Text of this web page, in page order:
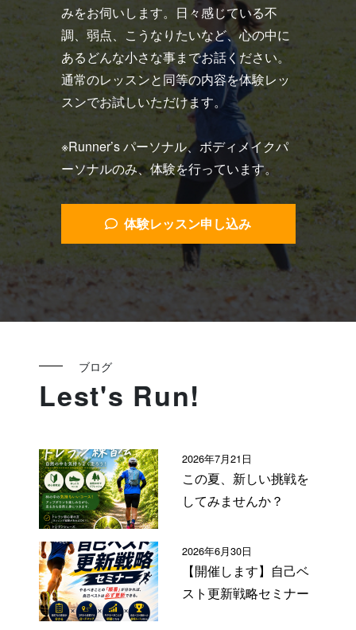
みをお伺いします。日々感じている不
調、弱点、こうなりたいなど、心の中に
あるどんな小さな事までお話ください。
通常のレッスンと同等の内容を体験レッ
スンでお試しいただけます。
※Runner’s パーソナル、ボディメイクパ
ーソナルのみ、体験を行っています。
体験レッスン申し込み
ブログ
Lest's Run!
2026年7月21日
この夏、新しい挑戦を
してみませんか？
2026年6月30日
【開催します】自己ベ
スト更新戦略セミナー